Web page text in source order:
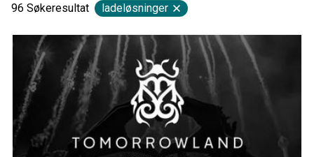
96 Søkeresultat ladeløsninger